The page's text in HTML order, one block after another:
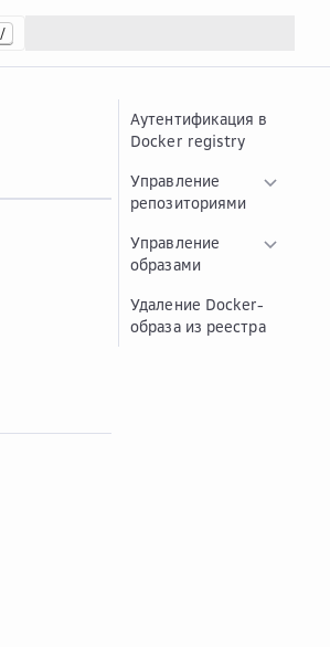
/
Аутентификация в
Docker registry
Управление
репозиториями
Управление
образами
Удаление Docker-
образа из реестра